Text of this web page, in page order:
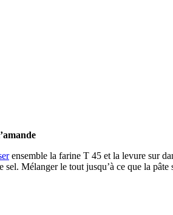
ensemble la farine T 45 et la levure sur
Mélanger le tout jusqu’à ce que la